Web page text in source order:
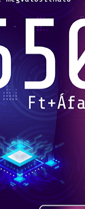
Magyar népmesék: A